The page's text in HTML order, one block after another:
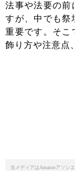
法事や法要の前
すが、中でも祭
重要です。そこ
飾り方や注意点
当メディアはAmazonアソシ